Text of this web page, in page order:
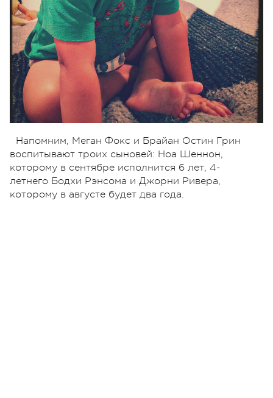
Напомним, Меган Фокс и Брайан Остин Грин
воспитывают троих сыновей: Ноа Шеннон,
которому в сентябре исполнится 6 лет, 4-
летнего Бодхи Рэнсома и Джорни Ривера,
которому в августе будет два года.